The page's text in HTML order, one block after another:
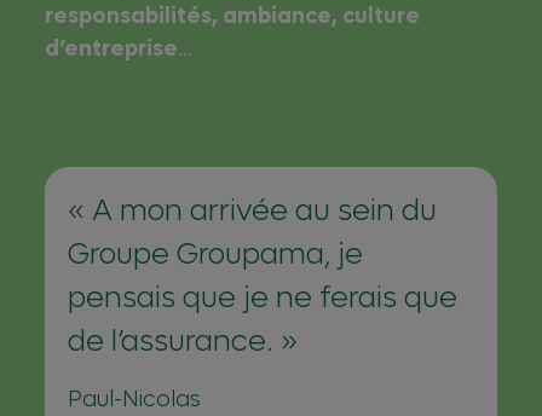
responsabilités, ambiance, culture
d’entreprise…
A mon arrivée au sein du
Groupe Groupama, je
pensais que je ne ferais que
de l’assurance.
Paul-Nicolas